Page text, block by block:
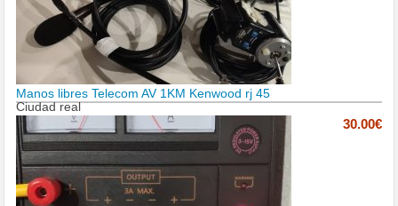
Manos libres Telecom AV 1KM Kenwood rj 45
Ciudad real
30.00€